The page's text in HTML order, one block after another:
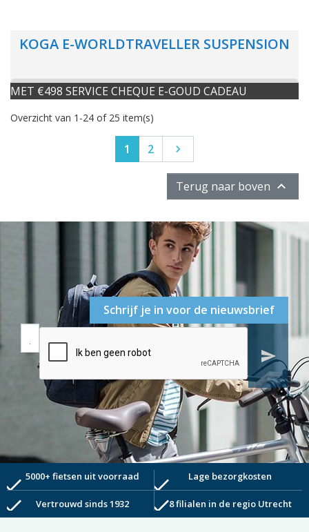
KOGA E-WORLDTRAVELLER SUSPENSION
MET €498 SERVICE CHEQUE E-GOUD CADEAU
Overzicht van 1-24 of 25 item(s)
1 2 Volgende

Terug naar boven 
Schrijf je in voor de nieuwsbrief
send
check5000+ fietsen uit voorraad check Lage bezorgkosten
check Vertrouwd sinds 1932 check8 filialen in de regio Utrecht